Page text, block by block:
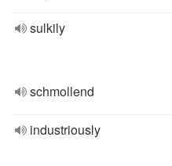
sulkily
schmollend
industriously